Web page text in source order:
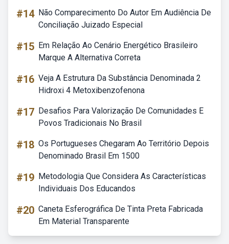
#14 Não Comparecimento Do Autor Em Audiência De
Conciliação Juizado Especial
#15 Em Relação Ao Cenário Energético Brasileiro
Marque A Alternativa Correta
#16 Veja A Estrutura Da Substância Denominada 2
Hidroxi 4 Metoxibenzofenona
#17 Desafios Para Valorização De Comunidades E
Povos Tradicionais No Brasil
#18 Os Portugueses Chegaram Ao Território Depois
Denominado Brasil Em 1500
#19 Metodologia Que Considera As Características
Individuais Dos Educandos
#20 Caneta Esferográfica De Tinta Preta Fabricada
Em Material Transparente